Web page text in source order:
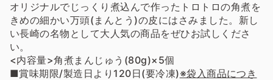
オリジナルでじっくり煮込んで作ったトロトロの角煮を
きめの細かい万頭(まんとう)の皮にはさみました。新し
い長崎の名物として大人気の商品をぜひお試しくださ
い。
<内容量>角煮まんじゅう(80g)×5個
■賞味期限/製造日より120日(要冷凍)※袋入商品につき